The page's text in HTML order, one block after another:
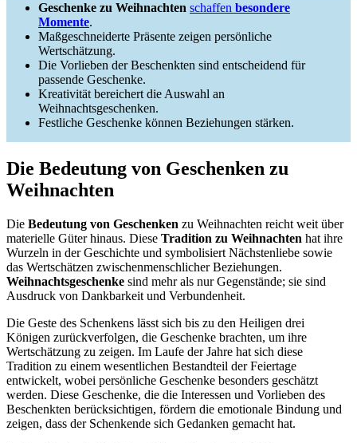
Geschenke zu Weihnachten schaffen besondere
Momente.
Maßgeschneiderte Präsente zeigen persönliche
Wertschätzung.
Die Vorlieben der Beschenkten sind entscheidend für
passende Geschenke.
Kreativität bereichert die Auswahl an
Weihnachtsgeschenken.
Festliche Geschenke können Beziehungen stärken.
Die Bedeutung von Geschenken zu
Weihnachten
Die Bedeutung von Geschenken zu Weihnachten reicht weit über
materielle Güter hinaus. Diese Tradition zu Weihnachten hat ihre
Wurzeln in der Geschichte und symbolisiert Nächstenliebe sowie
das Wertschätzen zwischenmenschlicher Beziehungen.
Weihnachtsgeschenke sind mehr als nur Gegenstände; sie sind
Ausdruck von Dankbarkeit und Verbundenheit.
Die Geste des Schenkens lässt sich bis zu den Heiligen drei
Königen zurückverfolgen, die Geschenke brachten, um ihre
Wertschätzung zu zeigen. Im Laufe der Jahre hat sich diese
Tradition zu einem wesentlichen Bestandteil der Feiertage
entwickelt, wobei persönliche Geschenke besonders geschätzt
werden. Diese Geschenke, die die Interessen und Vorlieben des
Beschenkten berücksichtigen, fördern die emotionale Bindung und
zeigen, dass der Schenkende sich Gedanken gemacht hat.